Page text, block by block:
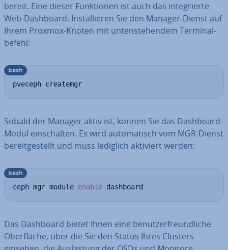
bereit. Eine dieser Funk­tio­nen ist auch das in­te­grier­te
Web-Dashboard. In­stal­lie­ren Sie den Manager-Dienst auf
Ihrem Proxmox-Knoten mit un­ten­ste­hen­dem Ter­mi­nal­
be­fehl:
pveceph createmgr
bash
Sobald der Manager aktiv ist, können Sie das Dashboard-
Modul ein­schal­ten. Es wird au­to­ma­tisch vom MGR-Dienst
be­reit­ge­stellt und muss lediglich aktiviert werden:
ceph mgr module enable dashboard
bash
Das Dashboard bietet Ihnen eine be­nut­zer­freund­li­che
Ober­flä­che, über die Sie den Status Ihres Clusters